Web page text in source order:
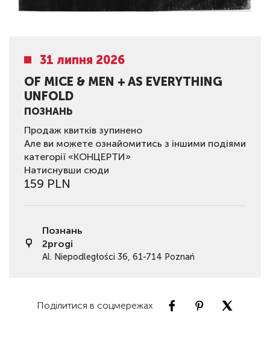
31 липня 2026
OF MICE & MEN + AS EVERYTHING
UNFOLD
ПОЗНАНЬ
Продаж квитків зупинено
Але ви можете ознайомитись з іншими подіями
категорії «КОНЦЕРТИ»
Натиснувши сюди
159 PLN
Познань
2progi
Al. Niepodległości 36, 61-714 Poznań
Поділитися в соцмережах